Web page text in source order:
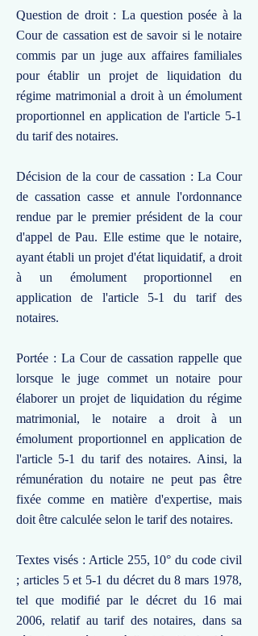
Question de droit : La question posée à la
Cour de cassation est de savoir si le notaire
commis par un juge aux affaires familiales
pour établir un projet de liquidation du
régime matrimonial a droit à un émolument
proportionnel en application de l'article 5-1
du tarif des notaires.
Décision de la cour de cassation : La Cour
de cassation casse et annule l'ordonnance
rendue par le premier président de la cour
d'appel de Pau. Elle estime que le notaire,
ayant établi un projet d'état liquidatif, a droit
à un émolument proportionnel en
application de l'article 5-1 du tarif des
notaires.
Portée : La Cour de cassation rappelle que
lorsque le juge commet un notaire pour
élaborer un projet de liquidation du régime
matrimonial, le notaire a droit à un
émolument proportionnel en application de
l'article 5-1 du tarif des notaires. Ainsi, la
rémunération du notaire ne peut pas être
fixée comme en matière d'expertise, mais
doit être calculée selon le tarif des notaires.
Textes visés : Article 255, 10° du code civil
; articles 5 et 5-1 du décret du 8 mars 1978,
tel que modifié par le décret du 16 mai
2006, relatif au tarif des notaires, dans sa